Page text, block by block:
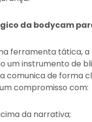
da bodycam
ferramenta tática,
um instrumento de
comunica de forma
compromisso com:
da narrativa;